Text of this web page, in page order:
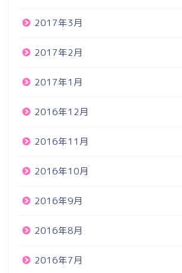
2017年3月
2017年2月
2017年1月
2016年12月
2016年11月
2016年10月
2016年9月
2016年8月
2016年7月